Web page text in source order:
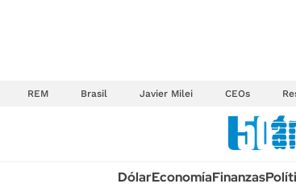
REM Brasil Javier Milei CEOs
TECNOLOGÍA
DólarEconomíaFinanzas